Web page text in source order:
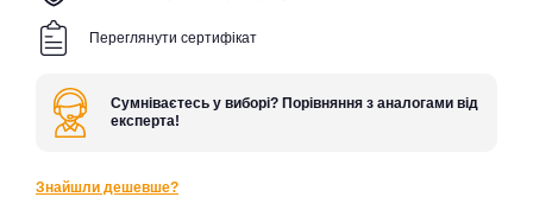
Переглянути сертифікат
Сумніваєтесь у виборі? Порівняння з аналогами від
експерта!
Знайшли дешевше?